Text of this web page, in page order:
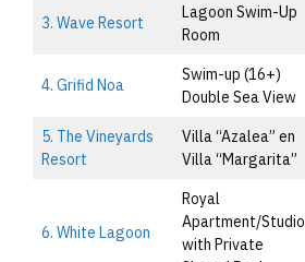
3. Wave Resort
Lagoon Swim-Up
Room
4. Grifid Noa
Swim-up (16+)
Double Sea View
5. The Vineyards
Resort
Villa “Azalea” en
Villa “Margarita”
6. White Lagoon
Royal
Apartment/Studio
with Private